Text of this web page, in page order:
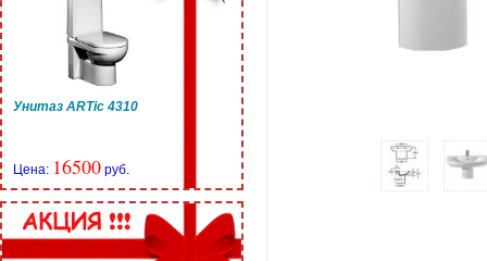
Унитаз ARTic 4310
Цена: 16500 руб.